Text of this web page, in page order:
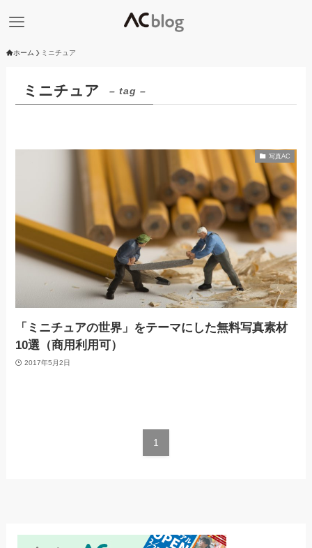
ホーム ミニチュア
ミニチュア – tag –
写真AC
「ミニチュアの世界」をテーマにした無料写真素材
10選（商用利用可）
2017年5月2日
1